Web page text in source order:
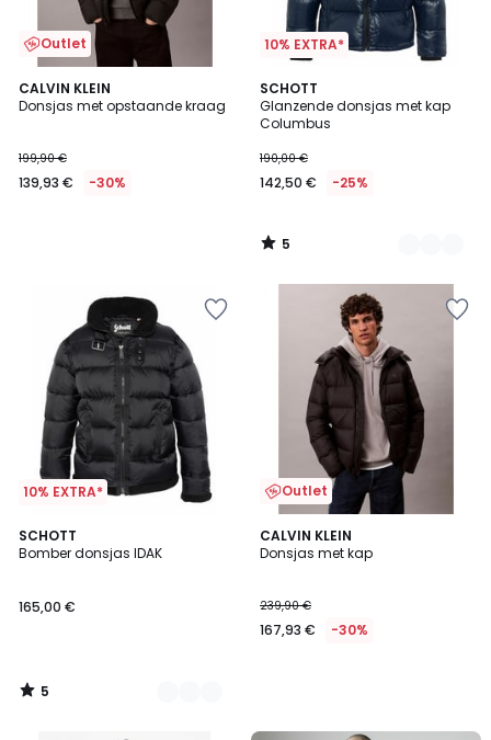
Outlet
CALVIN KLEIN
Donsjas met opstaande kraag
199,90 €
139,93 € -30%
10% EXTRA*
SCHOTT
Glanzende donsjas met kap
Columbus
190,00 €
142,50 € -25%
5
/
5
2
Kleuren
5
/
10% EXTRA*
SCHOTT
Bomber donsjas IDAK
165,00 €
5
/
2
Kleuren
5
/
Outlet
CALVIN KLEIN
Donsjas met kap
239,90 €
167,93 € -30%